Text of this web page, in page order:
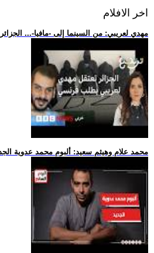
اخر الافلام
.. مهدي لعريبي: من السينما إلى -مافيا-...
.. محمد علام وهيثم سعيد: ألبوم محمد عدوية